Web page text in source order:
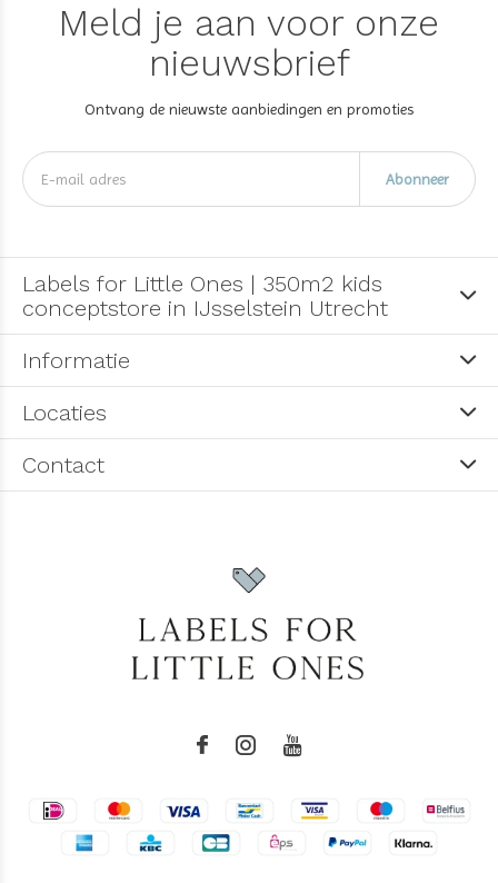
Meld je aan voor onze
nieuwsbrief
Ontvang de nieuwste aanbiedingen en promoties
Abonneer
Labels for Little Ones | 350m2 kids
conceptstore in IJsselstein Utrecht
Informatie
Locaties
Contact